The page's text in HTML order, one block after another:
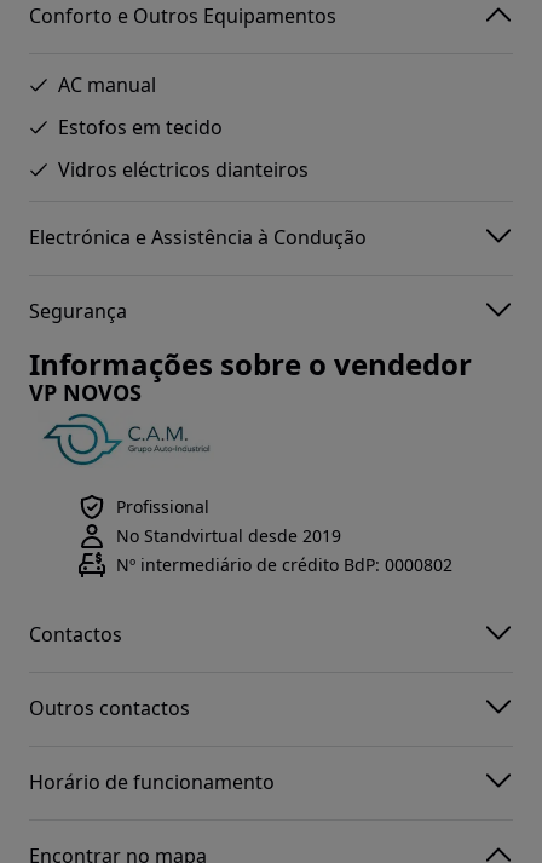
Conforto e Outros Equipamentos
AC manual
Estofos em tecido
Vidros eléctricos dianteiros
Electrónica e Assistência à Condução
Segurança
Informações sobre o vendedor
VP NOVOS
Profissional
No Standvirtual desde 2019
Nº intermediário de crédito BdP: 0000802
Contactos
Outros contactos
Horário de funcionamento
Encontrar no mapa